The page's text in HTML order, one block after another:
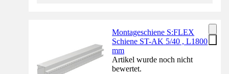
Montageschiene S:FLEX
Schiene ST-AK 5/40 , L1800
mm
Artikel wurde noch nicht
bewertet.